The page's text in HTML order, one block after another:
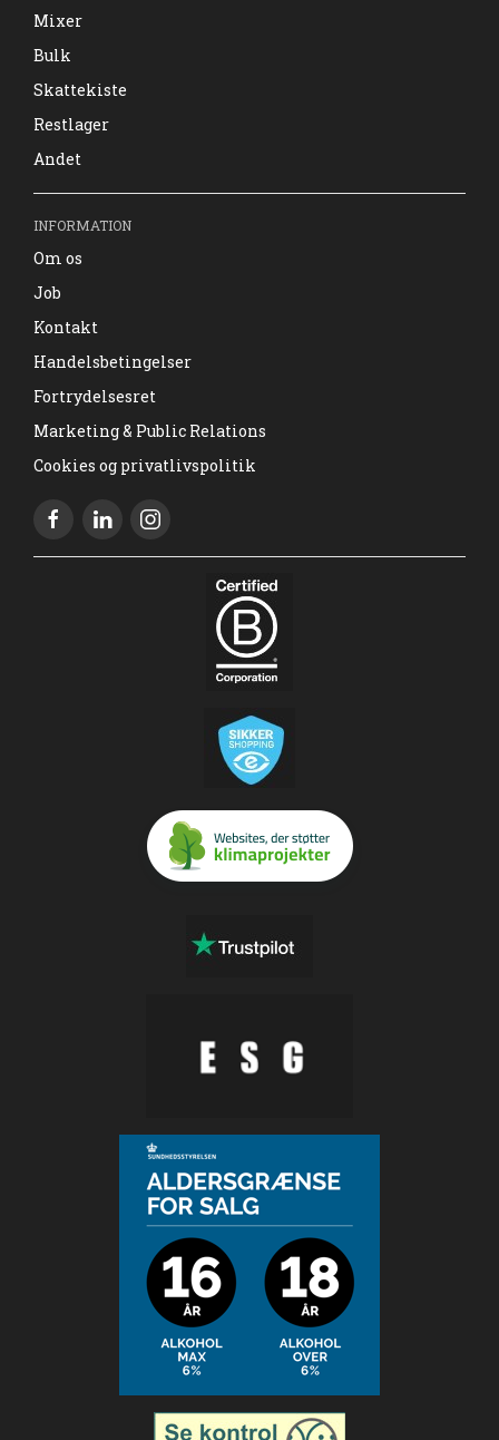
Mixer
Bulk
Skattekiste
Restlager
Andet
INFORMATION
Om os
Job
Kontakt
Handelsbetingelser
Fortrydelsesret
Marketing & Public Relations
Cookies og privatlivspolitik